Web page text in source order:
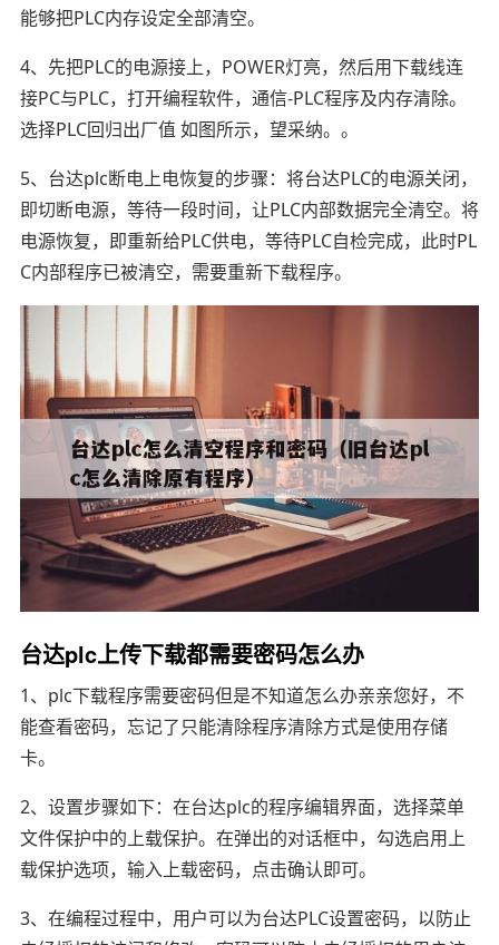
能够把PLC内存设定全部清空。
4、先把PLC的电源接上，POWER灯亮，然后用下载线连
接PC与PLC，打开编程软件，通信-PLC程序及内存清除。
选择PLC回归出厂值 如图所示，望采纳。。
5、台达plc断电上电恢复的步骤：将台达PLC的电源关闭，
即切断电源，等待一段时间，让PLC内部数据完全清空。将
电源恢复，即重新给PLC供电，等待PLC自检完成，此时PL
C内部程序已被清空，需要重新下载程序。
台达plc上传下载都需要密码怎么办
1、plc下载程序需要密码但是不知道怎么办亲亲您好，不
能查看密码，忘记了只能清除程序清除方式是使用存储
卡。
2、设置步骤如下：在台达plc的程序编辑界面，选择菜单
文件保护中的上载保护。在弹出的对话框中，勾选启用上
载保护选项，输入上载密码，点击确认即可。
3、在编程过程中，用户可以为台达PLC设置密码，以防止